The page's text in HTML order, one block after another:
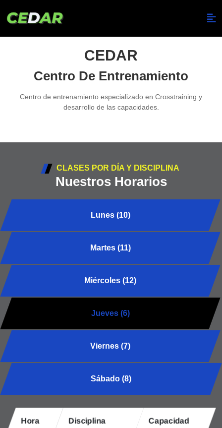
CEDAR
Centro De Entrenamiento
Centro de entrenamiento especializado en Crosstraining y
desarrollo de las capacidades.
CLASES POR DÍA Y DISCIPLINA
Nuestros Horarios
Lunes (10)
Martes (11)
Miércoles (12)
Jueves (6)
Viernes (7)
Sábado (8)
Hora Disciplina Capacidad